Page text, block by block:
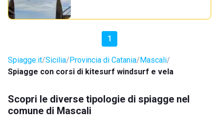
1
Spiagge.it Sicilia Provincia di Catania Mascali
Spiagge con corsi di kitesurf windsurf e vela
Scopri le diverse tipologie di spiagge nel
comune di Mascali